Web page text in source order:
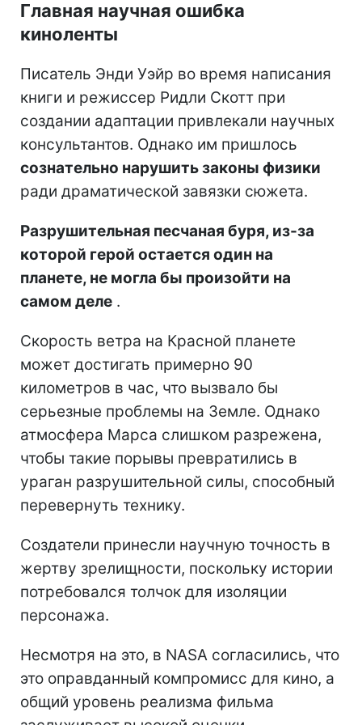
Главная научная ошибка
киноленты
Писатель Энди Уэйр во время написания
книги и режиссер Ридли Скотт при
создании адаптации привлекали научных
консультантов. Однако им пришлось
сознательно нарушить законы физики
ради драматической завязки сюжета.
Разрушительная песчаная буря, из-за
которой герой остается один на
планете, не могла бы произойти на
самом деле .
Скорость ветра на Красной планете
может достигать примерно 90
километров в час, что вызвало бы
серьезные проблемы на Земле. Однако
атмосфера Марса слишком разрежена,
чтобы такие порывы превратились в
ураган разрушительной силы, способный
перевернуть технику.
Создатели принесли научную точность в
жертву зрелищности, поскольку истории
потребовался толчок для изоляции
персонажа.
Несмотря на это, в NASA согласились, что
это оправданный компромисс для кино, а
общий уровень реализма фильма